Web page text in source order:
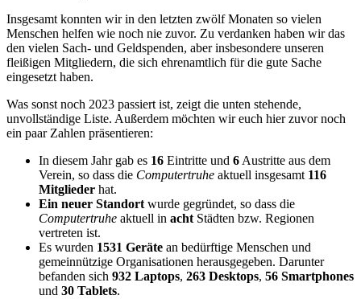
Insgesamt konnten wir in den letzten zwölf Monaten so vielen
Menschen helfen wie noch nie zuvor. Zu verdanken haben wir das
den vielen Sach- und Geldspenden, aber insbesondere unseren
fleißigen Mitgliedern, die sich ehrenamtlich für die gute Sache
eingesetzt haben.
Was sonst noch 2023 passiert ist, zeigt die unten stehende,
unvollständige Liste. Außerdem möchten wir euch hier zuvor noch
ein paar Zahlen präsentieren:
In diesem Jahr gab es 16 Eintritte und 6 Austritte aus dem
Verein, so dass die Computertruhe aktuell insgesamt 116
Mitglieder hat.
Ein neuer Standort wurde gegründet, so dass die
Computertruhe aktuell in acht Städten bzw. Regionen
vertreten ist.
Es wurden 1531 Geräte an bedürftige Menschen und
gemeinnützige Organisationen herausgegeben. Darunter
befanden sich 932 Laptops, 263 Desktops, 56 Smartphones
und 30 Tablets.